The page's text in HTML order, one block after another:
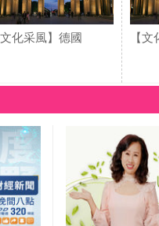
文化采風】德國 【